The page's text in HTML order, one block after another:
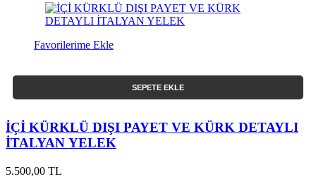
Favorilerime Ekle
SEPETE EKLE
İÇİ KÜRKLÜ DIŞI PAYET VE KÜRK DETAYLI
İTALYAN YELEK
5.500,00 TL